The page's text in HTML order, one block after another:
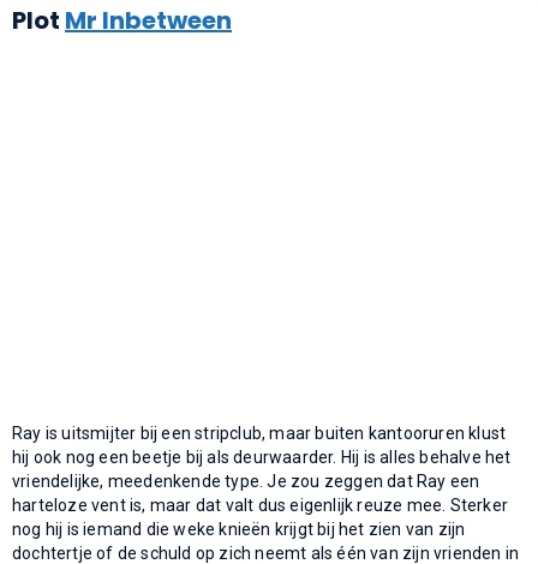
Plot Mr Inbetween
Ray is uitsmijter bij een stripclub, maar buiten kantooruren klust
hij ook nog een beetje bij als deurwaarder. Hij is alles behalve het
vriendelijke, meedenkende type. Je zou zeggen dat Ray een
harteloze vent is, maar dat valt dus eigenlijk reuze mee. Sterker
nog hij is iemand die weke knieën krijgt bij het zien van zijn
dochtertje of de schuld op zich neemt als één van zijn vrienden in